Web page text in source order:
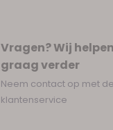
Vragen? Wij
graag verder
Neem contact op met de
klantenservice